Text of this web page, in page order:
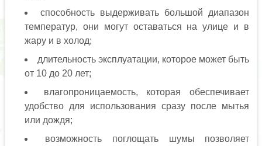
способность выдерживать большой диапазон
температур, они могут оставаться на улице и в
жару и в холод;
длительность эксплуатации, которое может быть
от 10 до 20 лет;
влагопроницаемость, которая обеспечивает
удобство для использования сразу после мытья
или дождя;
возможность поглощать шумы позволяет